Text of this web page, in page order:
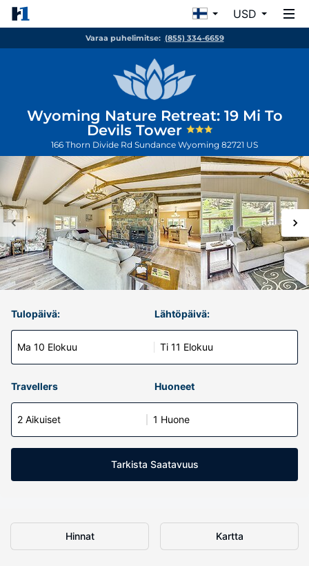
USD
Varaa puhelimitse: (855) 334-6659
Wyoming Nature Retreat: 19 Mi To
Devils Tower
166 Thorn Divide Rd Sundance Wyoming 82721 US
Tulopäivä:
Ma 10 Elokuu
Lähtöpäivä:
Ti 11 Elokuu
Travellers Huoneet
2 Aikuiset 1 Huone
Tarkista Saatavuus
Hinnat Kartta